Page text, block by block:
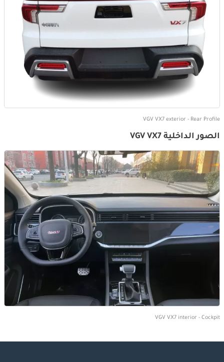
VGV VX7 exterior - Rear Profile
الصور الداخلية VGV VX7
VGV VX7 interior - Cockpit